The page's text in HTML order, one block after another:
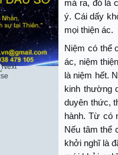
mà ra, đó là
ý. Cái dấy
mọi thiện ác.
Niệm có thể
ác, niệm
là niệm hết.
kinh thường
duyên thức,
hành. Từ có
Nếu tâm thể
khởi nghĩ là